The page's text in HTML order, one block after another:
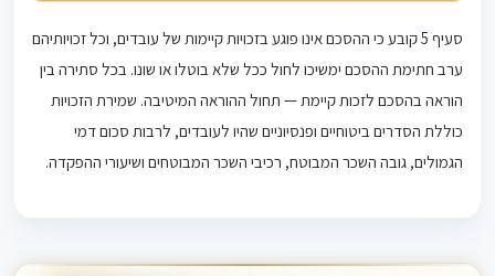
סעיף 5 קובע כי ההסכם אינו פוגע בזכויות קיימות של עובדים, וכל זכויותיהם
ערב חתימת ההסכם ימשיכו לחול ככל שלא בוטלו או שונו. בכל סתירה בין
הוראה בהסכם לזכות קיימת — תחול ההוראה המיטיבה. שמירת הזכויות
כוללת הסדרים ביטוחיים ופנסיוניים שהיו לעובדים, לרבות סכום דמי
הגמולים, גובה השכר המבוטח, רכיבי השכר המבוטחים ושיעורי ההפקדה.